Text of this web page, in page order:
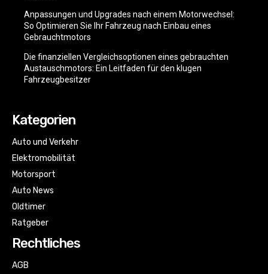
Anpassungen und Upgrades nach einem Motorwechsel:
So Optimieren Sie Ihr Fahrzeug nach Einbau eines
Gebrauchtmotors
Die finanziellen Vergleichsoptionen eines gebrauchten
Austauschmotors: Ein Leitfaden für den klugen
Fahrzeugbesitzer
Kategorien
Auto und Verkehr
Elektromobilität
Motorsport
Auto News
Oldtimer
Ratgeber
Rechtliches
AGB